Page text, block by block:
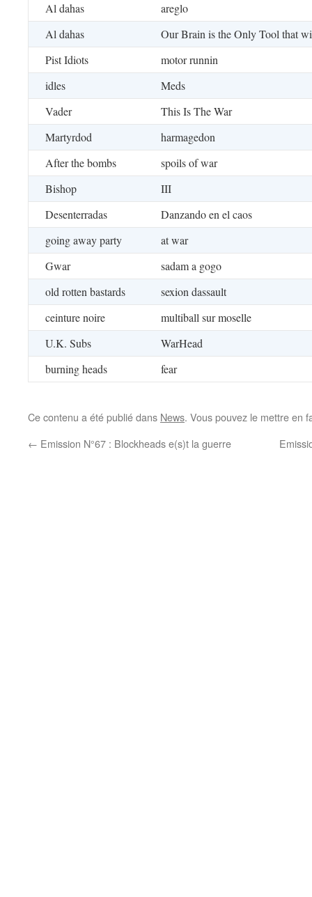
Al dahas
areglo
Al dahas
Our Brain is the Only Tool that
Pist Idiots
motor runnin
idles
Meds
Vader
This Is The War
Martyrdod
harmagedon
After the bombs
spoils of war
Bishop
III
Desenterradas
Danzando en el caos
going away party
at war
Gwar
sadam a gogo
old rotten bastards
sexion dassault
ceinture noire
multiball sur moselle
U.K. Subs
WarHead
burning heads
fear
Ce contenu a été publié dans News. Vous pouvez le mettre en
← Emission N°67 : Blockheads e(s)t la guerre